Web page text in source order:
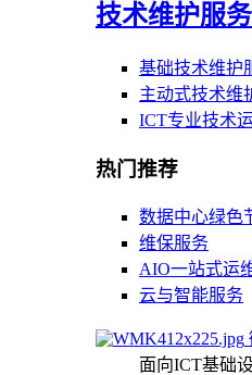
技术维护服务
基础技术维护
主动式技术维
ICT专业技术
热门推荐
数据中心绿色
维保服务
AIO一站式运
云与智能服务
面向ICT基础